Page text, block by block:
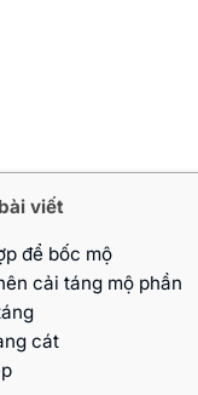
viết
để bốc mộ
cải táng mộ phần
cát